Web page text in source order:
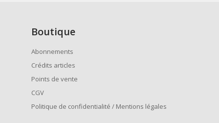
Boutique
Abonnements
Crédits articles
Points de vente
CGV
Politique de confidentialité / Mentions légales